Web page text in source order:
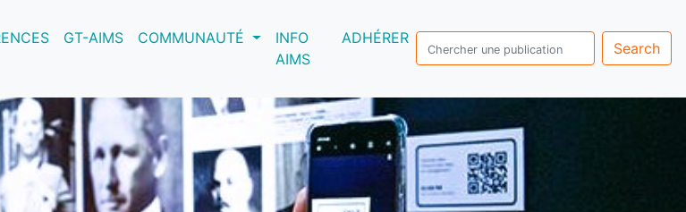
GT-AIMS COMMUNAUTÉ
INFO
AIMS
ADHÉRER
Search